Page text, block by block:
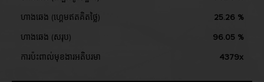
ហាងឆេង (ហ្គេមឥតគិតថ្លៃ) 25.26 %
ហាងឆេង (សរុប) 96.05 %
ការប៉ះពាល់មុខងារអតិបរមា 4379x